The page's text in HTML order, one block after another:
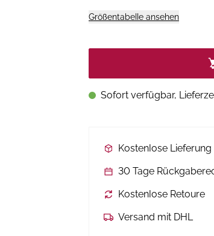
Größentabelle ansehen
Sofort verfügbar,
Kostenlose
30 Tage
Kostenlose Retoure
Versand mit DHL